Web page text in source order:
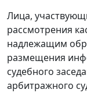
Лица,
рассмотрения
надлежащим
размещения
судебного
арбитражного